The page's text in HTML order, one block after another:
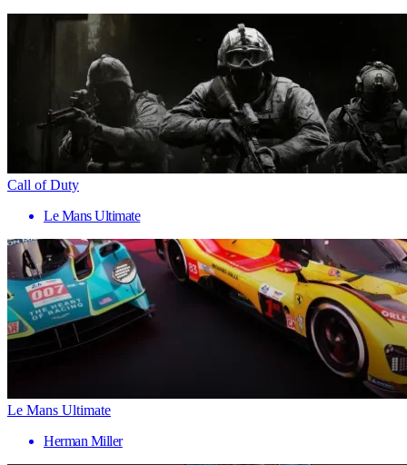
Call of Duty
Le Mans Ultimate
Le Mans Ultimate
Herman Miller